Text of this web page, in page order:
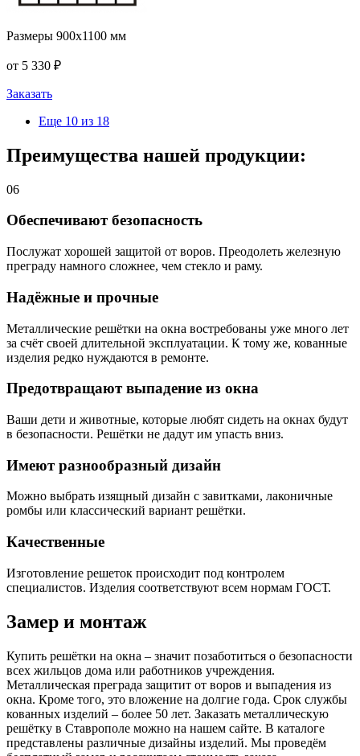
Размеры 900x1100 мм
от 5 330 ₽
Заказать
Еще 10 из 18
Преимущества нашей продукции:
06
Обеспечивают безопасность
Послужат хорошей защитой от воров. Преодолеть железную
преграду намного сложнее, чем стекло и раму.
Надёжные и прочные
Металлические решётки на окна востребованы уже много лет
за счёт своей длительной эксплуатации. К тому же, кованные
изделия редко нуждаются в ремонте.
Предотвращают выпадение из окна
Ваши дети и животные, которые любят сидеть на окнах будут
в безопасности. Решётки не дадут им упасть вниз.
Имеют разнообразный дизайн
Можно выбрать изящный дизайн с завитками, лаконичные
ромбы или классический вариант решётки.
Качественные
Изготовление решеток происходит под контролем
специалистов. Изделия соответствуют всем нормам ГОСТ.
Замер и монтаж
Купить решётки на окна – значит позаботиться о безопасности
всех жильцов дома или работников учреждения.
Металлическая преграда защитит от воров и выпадения из
окна. Кроме того, это вложение на долгие года. Срок службы
кованных изделий – более 50 лет. Заказать металлическую
решётку в Ставрополе можно на нашем сайте. В каталоге
представлены различные дизайны изделий. Мы проведём